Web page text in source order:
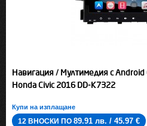
Навигация / Мултимедия с Android
Honda Civic 2016 DD-K7322
Купи на изплащане
12 ВНОСКИ ПО 89.91 лв. / 45.97 €